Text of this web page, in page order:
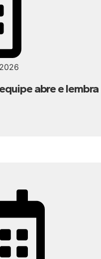
abre e lembra